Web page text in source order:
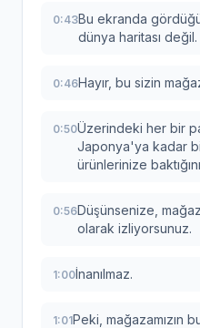
0:43Bu ekranda
dünya haritası değil.
0:46Hayır, bu sizin
0:50Üzerindeki her bir
Japonya'ya kadar
ürünlerinize
0:56Düşünsenize,
olarak izliyorsunuz.
1:00İnanılmaz.
1:01Peki, mağazamızın